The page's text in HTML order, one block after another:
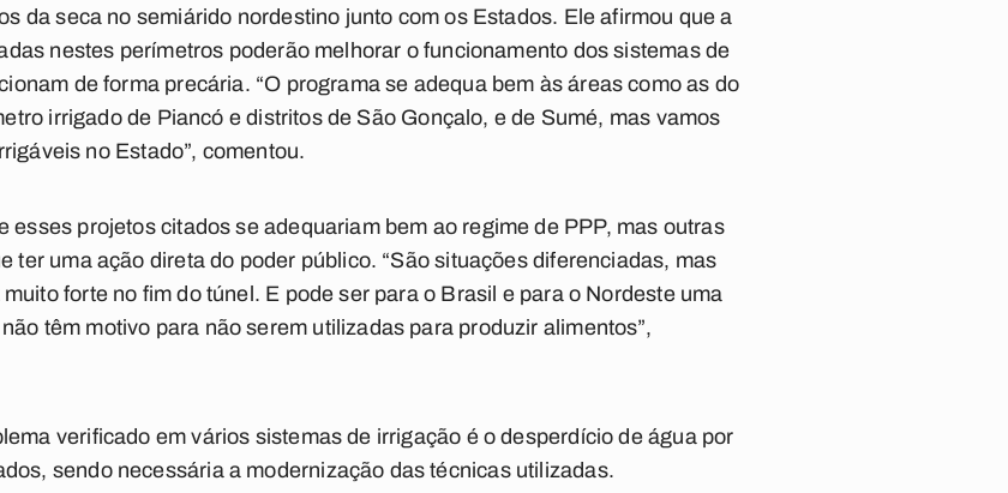
da seca no semiárido nordestino junto com os Estados. Ele afirmou que a
nestes perímetros poderão melhorar o funcionamento dos sistemas de
de forma precária. “O programa se adequa bem às áreas como as do
irrigado de Piancó e distritos de São Gonçalo, e de Sumé, mas vamos
no Estado”, comentou.
esses projetos citados se adequariam bem ao regime de PPP, mas outras
ter uma ação direta do poder público. “São situações diferenciadas, mas
forte no fim do túnel. E pode ser para o Brasil e para o Nordeste uma
têm motivo para não serem utilizadas para produzir alimentos”,
verificado em vários sistemas de irrigação é o desperdício de água por
sendo necessária a modernização das técnicas utilizadas.